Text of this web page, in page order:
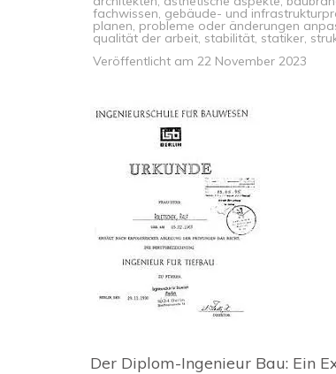
fachwissen, gebäude- und
planen, probleme oder änderungen
qualität der arbeit, stabilität, statiker,
Veröffentlicht am 22 November 2023
Der Diplom-Ingenieur Bau: Ein